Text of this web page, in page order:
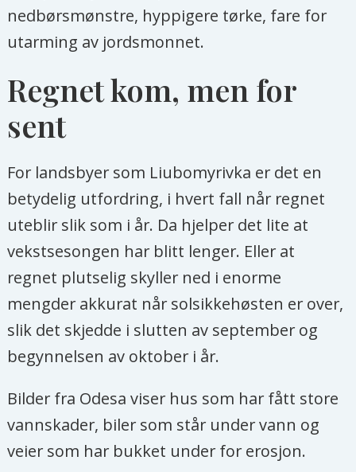
nedbørsmønstre, hyppigere tørke, fare for
utarming av jordsmonnet.
Regnet kom, men for
sent
For landsbyer som Liubomyrivka er det en
betydelig utfordring, i hvert fall når regnet
uteblir slik som i år. Da hjelper det lite at
vekstsesongen har blitt lenger. Eller at
regnet plutselig skyller ned i enorme
mengder akkurat når solsikkehøsten er over,
slik det skjedde i slutten av september og
begynnelsen av oktober i år.
Bilder fra Odesa viser hus som har fått store
vannskader, biler som står under vann og
veier som har bukket under for erosjon.